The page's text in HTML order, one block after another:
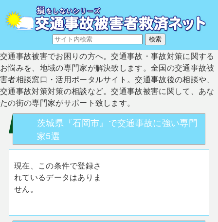
交通事故被害でお困りの方へ。交通事故・事故対策に関する
お悩みを、地域の専門家が解決致します。全国の交通事故被
害者相談窓口・活用ポータルサイト。交通事故後の相談や、
交通事故対策対策の相談など。交通事故被害に関して、あな
たの街の専門家がサポート致します。
茨城県『石岡市』で交通事故に強い専門
家5選
現在、この条件で登録さ
れているデータはありま
せん。